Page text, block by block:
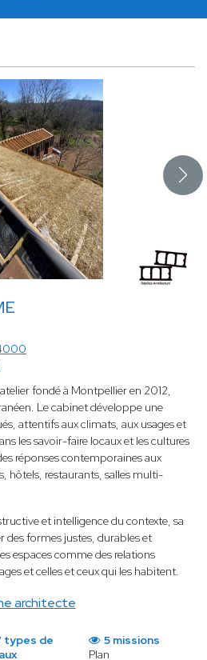
architecte
fondé à Montpellier en 2012,
Le cabinet développe une
attentifs aux climats, aux usages et
les savoir-faire locaux et les cultures
réponses contemporaines aux
hôtels, restaurants, salles multi-
et intelligence du contexte, sa
des formes justes, durables et
espaces comme des relations
et celles et ceux qui les habitent.
types de
5 missions
Plan